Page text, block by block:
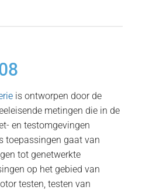
is ontworpen door de
metingen die in de
en testomgevingen
toepassingen gaat van
tot genetwerkte
op het gebied van
testen, testen van